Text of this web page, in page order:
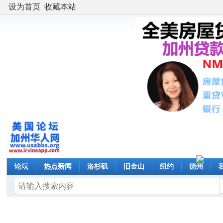
设为首页 收藏本站
论坛 热点新闻 洛杉矶 旧金山 纽约 德州